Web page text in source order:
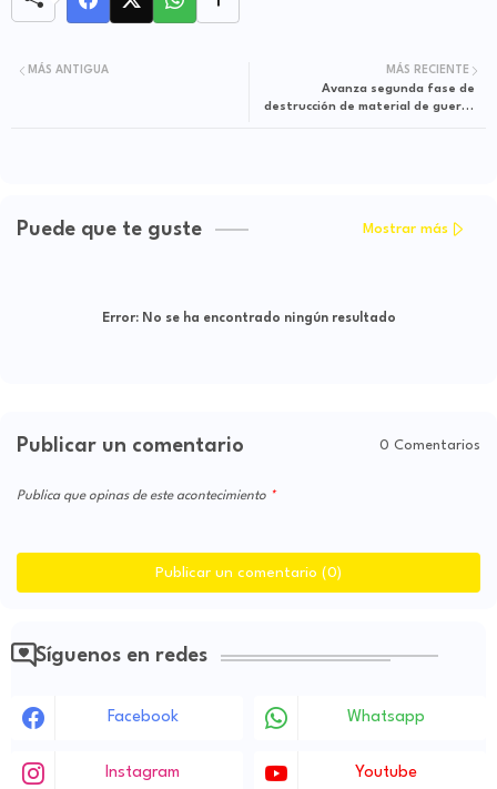
MÁS RECIENTE
Avanza segunda fase de
destrucción de material de guerra
MÁS ANTIGUA
Puede que te guste Mostrar más
Error:No se ha encontrado ningún resultado
Publicar un comentario 0 Comentarios
Publica que opinas de este acontecimiento
Publicar un comentario (0)
Síguenos en redes
Facebook Whatsapp
Instagram Youtube